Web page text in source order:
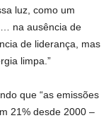
luz, como um
na ausência de
de liderança, mas
limpa.”
que “as emissões
21% desde 2000 –